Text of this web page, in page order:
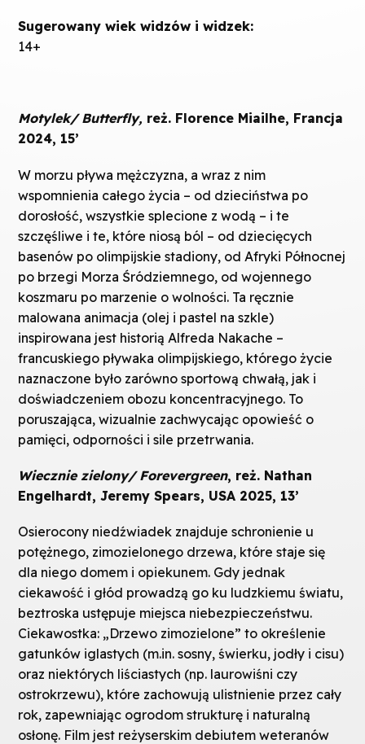
Sugerowany wiek widzów i widzek:
14+
Motylek/ Butterfly, reż. Florence Miailhe, Francja
2024, 15’
W morzu pływa mężczyzna, a wraz z nim
wspomnienia całego życia – od dzieciństwa po
dorosłość, wszystkie splecione z wodą – i te
szczęśliwe i te, które niosą ból – od dziecięcych
basenów po olimpijskie stadiony, od Afryki Północnej
po brzegi Morza Śródziemnego, od wojennego
koszmaru po marzenie o wolności. Ta ręcznie
malowana animacja (olej i pastel na szkle)
inspirowana jest historią Alfreda Nakache –
francuskiego pływaka olimpijskiego, którego życie
naznaczone było zarówno sportową chwałą, jak i
doświadczeniem obozu koncentracyjnego. To
poruszająca, wizualnie zachwycając opowieść o
pamięci, odporności i sile przetrwania.
Wiecznie zielony/ Forevergreen, reż. Nathan
Engelhardt, Jeremy Spears, USA 2025, 13’
Osierocony niedźwiadek znajduje schronienie u
potężnego, zimozielonego drzewa, które staje się
dla niego domem i opiekunem. Gdy jednak
ciekawość i głód prowadzą go ku ludzkiemu światu,
beztroska ustępuje miejsca niebezpieczeństwu.
Ciekawostka: „Drzewo zimozielone” to określenie
gatunków iglastych (m.in. sosny, świerku, jodły i cisu)
oraz niektórych liściastych (np. laurowiśni czy
ostrokrzewu), które zachowują ulistnienie przez cały
rok, zapewniając ogrodom strukturę i naturalną
osłonę. Film jest reżyserskim debiutem weteranów